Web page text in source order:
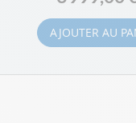
AJOUTER AU